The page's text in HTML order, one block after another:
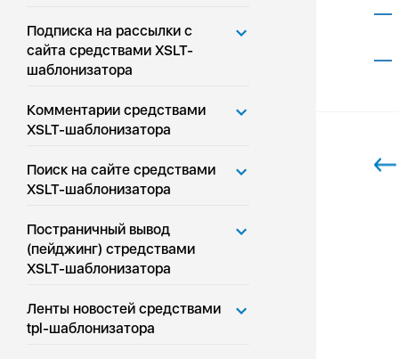
Подписка на рассылки с
сайта средствами XSLT-
шаблонизатора
Комментарии средствами
XSLT-шаблонизатора
Поиск на сайте средствами
XSLT-шаблонизатора
Постраничный вывод
(пейджинг) стредствами
XSLT-шаблонизатора
Ленты новостей средствами
tpl-шаблонизатора